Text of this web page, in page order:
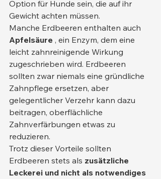
Option für Hunde sein, die auf ihr
Gewicht achten müssen.
Manche Erdbeeren enthalten auch
Apfelsäure , ein Enzym, dem eine
leicht zahnreinigende Wirkung
zugeschrieben wird. Erdbeeren
sollten zwar niemals eine gründliche
Zahnpflege ersetzen, aber
gelegentlicher Verzehr kann dazu
beitragen, oberflächliche
Zahnverfärbungen etwas zu
reduzieren.
Trotz dieser Vorteile sollten
Erdbeeren stets als zusätzliche
Leckerei und nicht als notwendiges